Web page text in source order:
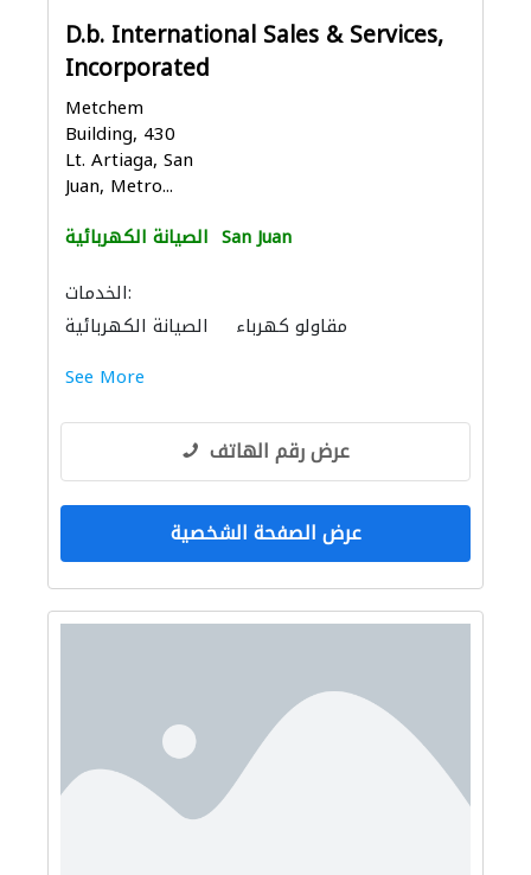
D.b. International Sales & Services,
Incorporated
Metchem
Building, 430
Lt. Artiaga, San
Juan, Metro...
الصيانة الكهربائية San Juan
الخدمات:
الصيانة الكهربائية
مقاولو كهرباء
See More
عرض رقم الهاتف
عرض الصفحة الشخصية